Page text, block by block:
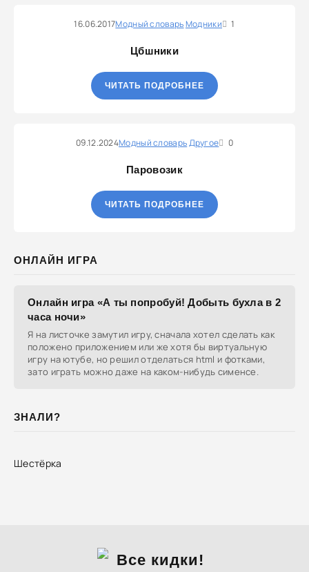
16.06.2017Модный словарьМодники 1
Цбшники
ЧИТАТЬ ПОДРОБНЕЕ
09.12.2024Модный словарьДругое 0
Паровозик
ЧИТАТЬ ПОДРОБНЕЕ
ОНЛАЙН ИГРА
Онлайн игра «А ты попробуй! Добыть бухла в 2
часа ночи»
Я на листочке замутил игру, сначала хотел сделать как
положено приложением или же хотя бы виртуальную
игру на ютубе, но решил отделаться html и фотками,
зато играть можно даже на каком-нибудь сименсе.
ЗНАЛИ?
Шестёрка